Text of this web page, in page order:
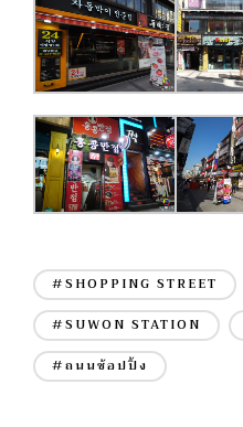
#SHOPPING STREET
#SUWON STATION
#ถนนช้อปปิ้ง